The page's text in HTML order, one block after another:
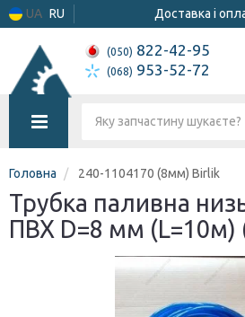
UA RU Доставка і
(050) 822-42-95
(068) 953-52-72
Головна 240-1104170 (8мм) Birlik
Трубка паливна
ПВХ D=8 мм (L=10м)